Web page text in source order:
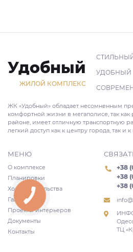
Удобный
ЖИЛОЙ КОМПЛЕКС
УДОБНЫЙ
ЖК «Удобный» обладает несомненным
комфортной жизни в мегаполисе, так
районе, имеет отличную транспортную
легкий доступ как к центру города, так и
МЕНЮ
О комплексе
Планировки
Ход строительства
Галерея
Проекты интерьеров
Документы
Контакты
+38
+38
+38
ТЦ